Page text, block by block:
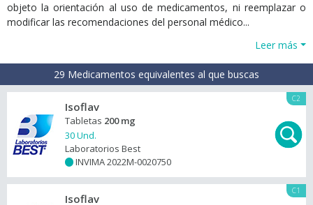
objeto la orientación al uso de medicamentos, ni reemplazar o
modificar las recomendaciones del personal médico...
Leer más
29 Medicamentos equivalentes al que buscas
C2
Isoflav
Tabletas 200 mg
30 Und.
Laboratorios Best
INVIMA 2022M-0020750
C1
Isoflav